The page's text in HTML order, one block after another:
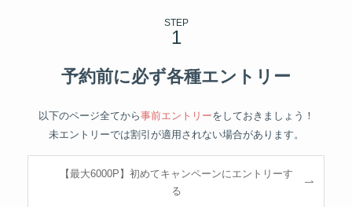
STEP
予約前に必ず各種エントリー
以下のページ全てから事前エントリーをしておきましょう！
未エントリーでは割引が適用されない場合があります。
【最大6000P】初めてキャンペーンにエントリーす
る